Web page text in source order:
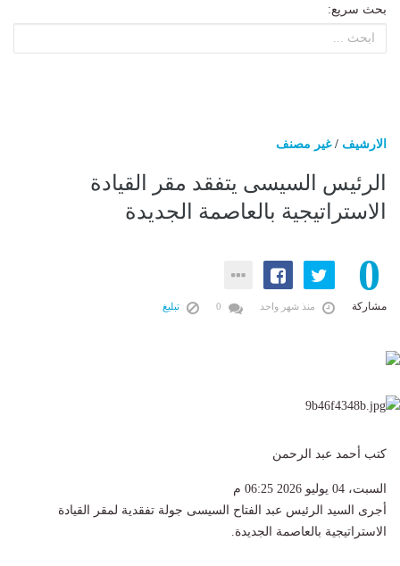
بحث سريع:
الارشيف /غير مصنف
الرئيس السيسى يتفقد مقر القيادة
الاستراتيجية بالعاصمة الجديدة
0
مشاركة منذ شهر واحد تبليغ
كتب أحمد عبد الرحمن
السبت، 04 يوليو 2026 06:25 م
أجرى السيد الرئيس عبد الفتاح السيسى جولة تفقدية لمقر القيادة
الاستراتيجية بالعاصمة الجديدة.